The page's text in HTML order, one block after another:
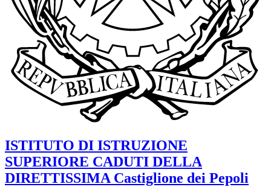
ISTITUTO DI ISTRUZIONE
SUPERIORE CADUTI DELLA
DIRETTISSIMA Castiglione dei Pepoli